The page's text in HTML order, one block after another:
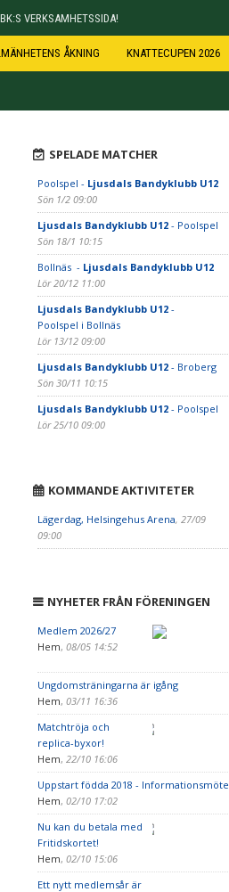
VERKSAMHETSSIDA!
ÅKNING KNATTECUPEN 2026
SPELADE MATCHER
Poolspel - Ljusdals Bandyklubb U12
Sön 1/2 09:00
Ljusdals Bandyklubb U12- Poolspel
Sön 18/1 10:15
Bollnäs - Ljusdals Bandyklubb U12
Lör 20/12 11:00
Ljusdals Bandyklubb U12-
Poolspel i Bollnäs
Lör 13/12 09:00
Ljusdals Bandyklubb U12- Broberg
Sön 30/11 10:15
Ljusdals Bandyklubb U12- Poolspel
Lör 25/10 09:00
KOMMANDE AKTIVITETER
Lägerdag, Helsingehus Arena, 27/09
09:00
NYHETER FRÅN FÖRENINGEN
Medlem 2026/27
Hem, 08/05 14:52
Ungdomsträningarna är igång
Hem, 03/11 16:36
Matchtröja och
replica-byxor!
Hem, 22/10 16:06
Uppstart födda 2018 - Informationsmöte
Hem, 02/10 17:02
Nu kan du betala med
Fritidskortet!
Hem, 02/10 15:06
Ett nytt medlemsår är